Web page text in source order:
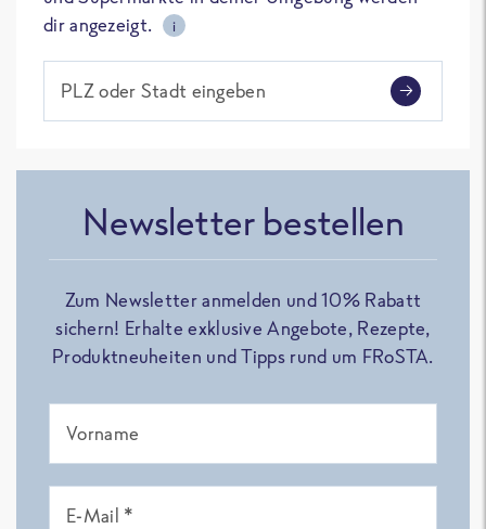
dir angezeigt.
i
PLZ oder Stadt eingeben
Newsletter bestellen
Zum Newsletter anmelden und 10% Rabatt
sichern! Erhalte exklusive Angebote, Rezepte,
Produktneuheiten und Tipps rund um FRoSTA.
Vorname
E-Mail *